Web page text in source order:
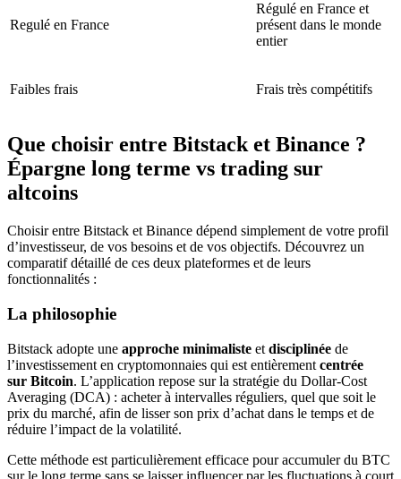
Regulé en France
Régulé en France et
présent dans le monde
entier
Faibles frais Frais très compétitifs
Que choisir entre Bitstack et Binance ?
Épargne long terme vs trading sur
altcoins
Choisir entre Bitstack et Binance dépend simplement de votre profil
d’investisseur, de vos besoins et de vos objectifs. Découvrez un
comparatif détaillé de ces deux plateformes et de leurs
fonctionnalités :
La philosophie
Bitstack adopte une approche minimaliste et disciplinée de
l’investissement en cryptomonnaies qui est entièrement centrée
sur Bitcoin. L’application repose sur la stratégie du Dollar-Cost
Averaging (DCA) : acheter à intervalles réguliers, quel que soit le
prix du marché, afin de lisser son prix d’achat dans le temps et de
réduire l’impact de la volatilité.
Cette méthode est particulièrement efficace pour accumuler du BTC
sur le long terme sans se laisser influencer par les fluctuations à court